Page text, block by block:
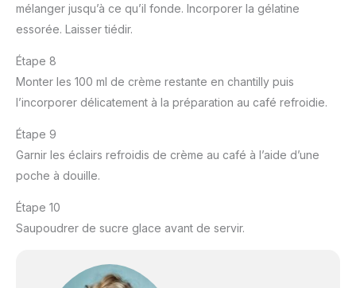
mélanger jusqu’à ce qu’il fonde. Incorporer la gélatine
essorée. Laisser tiédir.
Étape 8
Monter les 100 ml de crème restante en chantilly puis
l’incorporer délicatement à la préparation au café refroidie.
Étape 9
Garnir les éclairs refroidis de crème au café à l’aide d’une
poche à douille.
Étape 10
Saupoudrer de sucre glace avant de servir.